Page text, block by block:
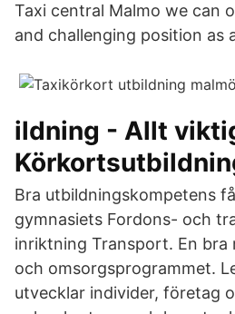
Taxi central Malmo we can
and challenging position as
ildning - Allt
Bra utbildningskompetens
gymnasiets Fordons- och
inriktning Transport. En bra
och omsorgsprogrammet.
utvecklar individer, företag